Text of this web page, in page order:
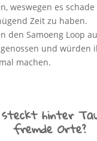
weswegen es schade
Zeit zu haben.
den Samoeng Loop
und würden
machen.
hinter
fremde Orte?